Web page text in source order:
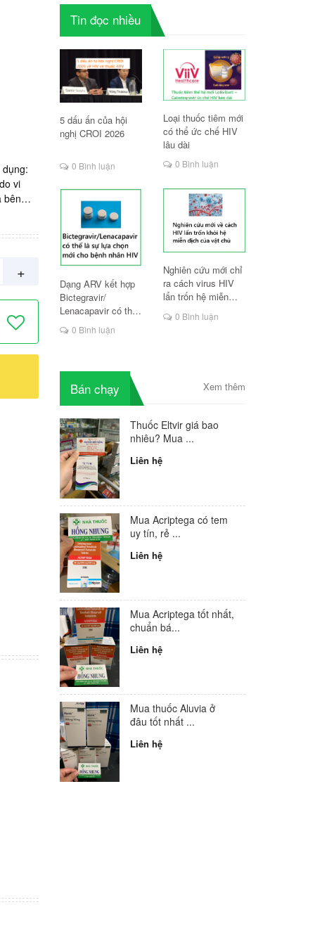
vi
bên
+
Tin đọc nhiều
5 dấu ấn của hội
nghị CROI 2026
0 Bình luận
Loại thuốc tiêm mới
có thể ức chế HIV
lâu dài
0 Bình luận
Dạng ARV kết hợp
Bictegravir/
Lenacapavir có thể
là lựa chọn mới cho
người HIV
0 Bình luận
Nghiên cứu mới chỉ
ra cách virus HIV
lẩn trốn hệ miễn
0 Bình luận
Bán chạy Xem thêm
Thuốc Eltvir giá bao
nhiêu? Mua ...
Liên hệ
Mua Acriptega có tem
uy tín, rẻ ...
Liên hệ
Mua Acriptega tốt nhất,
chuẩn bá...
Liên hệ
Mua thuốc Aluvia ở
đâu tốt nhất ...
Liên hệ